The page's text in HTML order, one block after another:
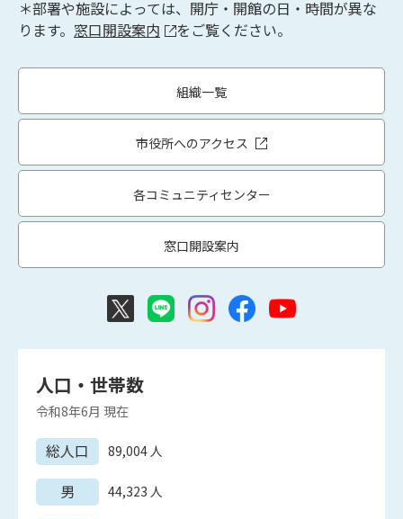
＊部署や施設によっては、開庁・開館の日・時間が異な
ります。 窓口開設案内 をご覧ください。
組織一覧
市役所へのアクセス
各コミュニティセンター
窓口開設案内
人口・世帯数
令和8年6月 現在
総人口 89,004 人
男 44,323 人